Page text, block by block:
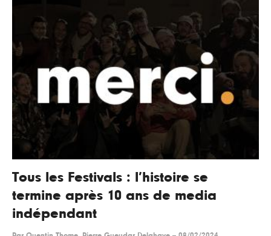
Tous les Festivals : l’histoire se
termine après 10 ans de media
indépendant